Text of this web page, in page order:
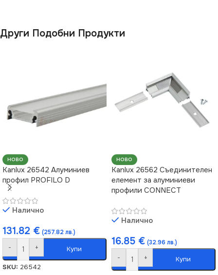
Други Подобни Продукти
НОВО
Kanlux 26542 Алуминиев
профил PROFILO D
Налично
131.82 € (257.82 лв.)
- + Купи
SKU: 26542
НОВО
Kanlux 26562 Съединителен
елемент за алуминиеви
профили CONNECT
Налично
16.85 € (32.96 лв.)
- + Купи